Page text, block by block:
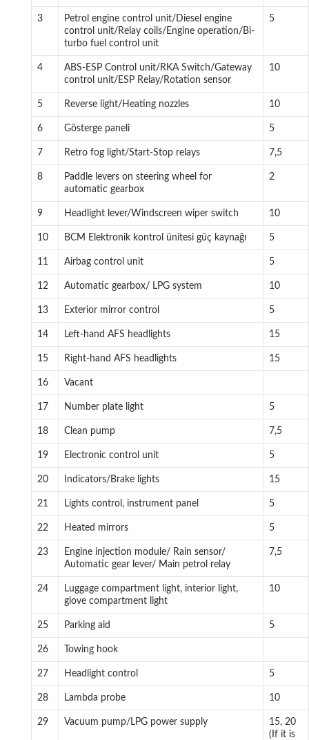
3
Petrol engine control unit/Diesel engine
control unit/Relay coils/Engine operation/Bi-
turbo fuel control unit
5
4
ABS-ESP Control unit/RKA Switch/Gateway
control unit/ESP Relay/Rotation sensor
10
5 Reverse light/Heating nozzles 10
6 Gösterge paneli 5
7 Retro fog light/Start-Stop relays 7,5
8
Paddle levers on steering wheel for
automatic gearbox
2
9 Headlight lever/Windscreen wiper switch 10
10 BCM Elektronik kontrol ünitesi güç kaynağı 5
11 Airbag control unit 5
12 Automatic gearbox/ LPG system 10
13 Exterior mirror control 5
14 Left-hand AFS headlights 15
15 Right-hand AFS headlights 15
16 Vacant
17 Number plate light 5
18 Clean pump 7,5
19 Electronic control unit 5
20 Indicators/Brake lights 15
21 Lights control, instrument panel 5
22 Heated mirrors 5
23
Engine injection module/ Rain sensor/
Automatic gear lever/ Main petrol relay
7,5
24
Luggage compartment light, interior light,
glove compartment light
10
25 Parking aid 5
26 Towing hook
27 Headlight control 5
28 Lambda probe 10
29 Vacuum pump/LPG power supply
15, 20
(If it is